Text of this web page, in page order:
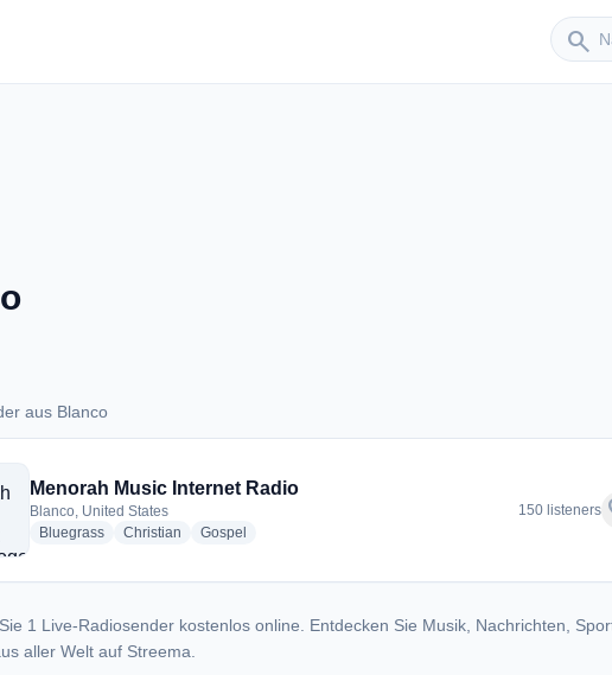
search
Sender
aus Blanco
aus Blanco
Menorah Music Internet Radio
Blanco, United States
Bluegrassradio stations
Christian radio stations
Gospel
150 listeners
1 Live-Radiosender kostenlos online. Entdecken Sie Musik, Nachrichten,
aller Welt auf Streema.